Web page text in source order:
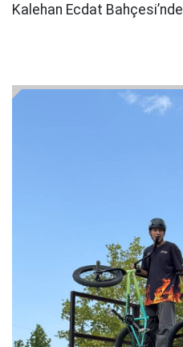
Kalehan Ecdat Bahçesi’nde